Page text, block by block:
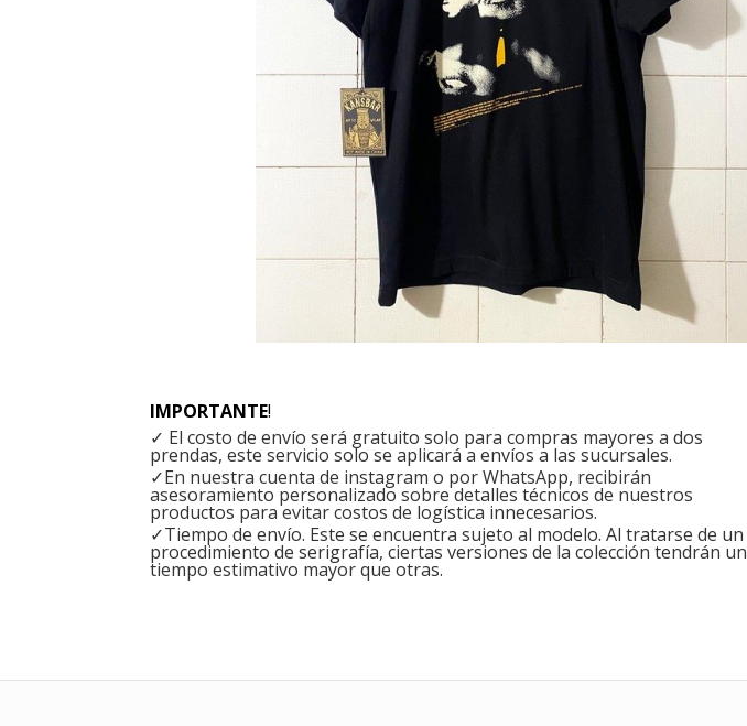
IMPORTANTE!
✓ El costo de envío será gratuito solo para compras mayores a dos
prendas, este servicio solo se aplicará a envíos a las sucursales.
✓En nuestra cuenta de instagram o por WhatsApp, recibirán
asesoramiento personalizado sobre detalles técnicos de nuestros
productos para evitar costos de logística innecesarios.
✓Tiempo de envío. Este se encuentra sujeto al modelo. Al tratarse de un
procedimiento de serigrafía, ciertas versiones de la colección tendrán un
tiempo estimativo mayor que otras.